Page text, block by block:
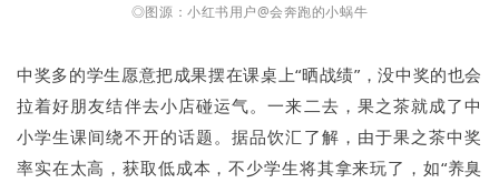
◎图源：小红书用户@会奔跑的小蜗牛
中奖多的学生愿意把成果摆在课桌上“晒战绩”，没中奖的也会
拉着好朋友结伴去小店碰运气。一来二去，果之茶就成了中
小学生课间绕不开的话题。据品饮汇了解，由于果之茶中奖
率实在太高，获取低成本，不少学生将其拿来玩了，如“养臭